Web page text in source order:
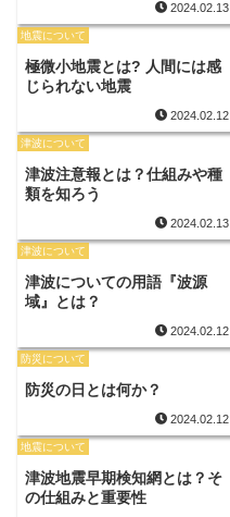
2024.02.13
地震について
極微小地震とは? 人間には感
じられない地震
2024.02.12
津波について
津波注意報とは？仕組みや種
類を知ろう
2024.02.13
津波について
津波についての用語『波源
域』とは？
2024.02.12
防災について
防災の日とは何か？
2024.02.12
地震について
津波地震早期検知網とは？そ
の仕組みと重要性